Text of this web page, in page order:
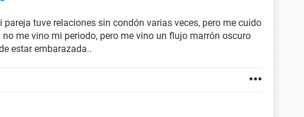
pareja tuve relaciones sin condón varias veces, pero me cuido
me vino mi periodo, pero me vino un flujo marrón oscuro
estar embarazada..